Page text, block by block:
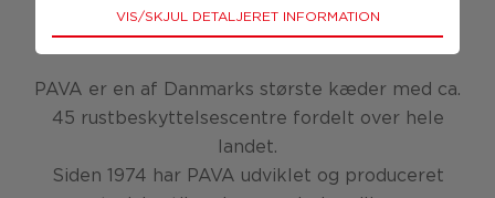
Om PAVA
PAVA er en af Danmarks største kæder med ca.
45 rustbeskyttelsescentre fordelt over hele
landet.
Siden 1974 har PAVA udviklet og produceret
Teknisk
Tekniske cookies er nødvendige for hjemmesidens
grundlæggende funktioner som fx navigation,
fravælges.
brugervenlighed og effektiviteten af en hjemmeside. Fx
VIS/SKJUL DETALJERET INFORMATION